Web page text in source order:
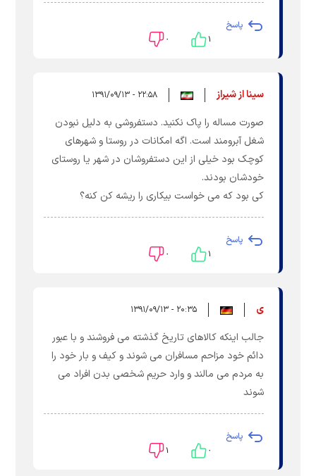
پاسخ
۱ ۰
سینا از شیراز ۲۲:۵۸ - ۱۳۹۱/۰۹/۱۳
صورت مساله را پاک نکنید. دستفروشی به دلیل نبودن
شغل آبرومند است. اگه امکانات در روستا و شهرهای
کوچک بود خیلی از این دستفروشان در شهر یا روستای
خودشان بودند.
کی بود که می خواست بیکاری را ریشه کن کنه؟
پاسخ
۱ ۰
ی ۲۰:۳۵ - ۱۳۹۱/۰۹/۱۳
جالب اینکه کالاهای تاریخ گذشته می فروشند و با عبور
دائم خود مزاحم مسافران می شوند و کیف و بار خود را
به مردم می مالند و وارد حریم شخصی بدن افراد می
شوند
پاسخ
۰ ۱